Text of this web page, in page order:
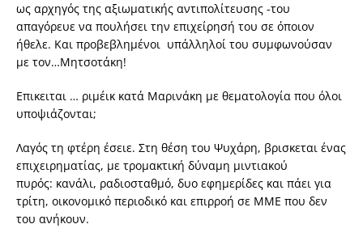
ως αρχηγός της αξιωματικής αντιπολίτευσης -του
απαγόρευε να πουλήσει την επιχείρησή του σε όποιον
ήθελε. Και προβεβλημένοι υπάλληλοί του συμφωνούσαν
με τον…Μητσοτάκη!
Επικειται … ριμέικ κατά Μαρινάκη με θεματολογία που όλοι
υποψιάζονται;
Λαγός τη φτέρη έσειε. Στη θέση του Ψυχάρη, βρισκεται ένας
επιχειρηματίας, με τρομακτική δύναμη μιντιακού
πυρός: κανάλι, ραδιοσταθμό, δυο εφημερίδες και πάει για
τρίτη, οικονομικό περιοδικό και επιρροή σε ΜΜΕ που δεν
του ανήκουν.